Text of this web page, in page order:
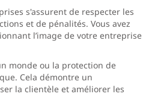
s'assurent de respecter les
et de pénalités. Vous avez
l’image de votre entreprise
monde ou la protection de
Cela démontre un
la clientèle et améliorer les